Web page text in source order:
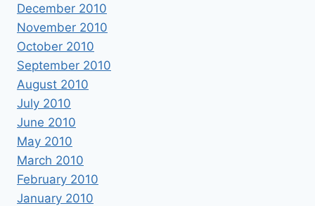
December 2010
November 2010
October 2010
September 2010
August 2010
July 2010
June 2010
May 2010
March 2010
February 2010
January 2010